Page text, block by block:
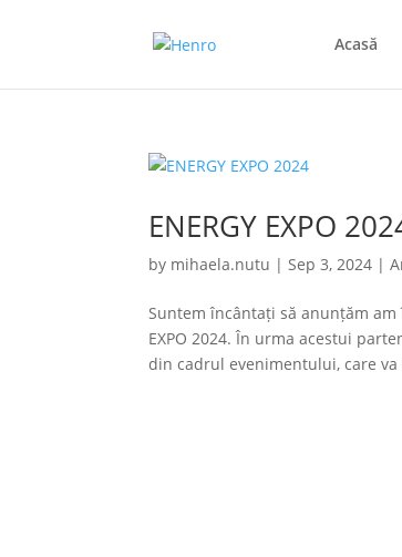
Acasă
ENERGY EXPO
by mihaela.nutu |Sep 3, 2024 |
Suntem încântați să anunțăm am
EXPO 2024. În urma acestui
din cadrul evenimentului, care va